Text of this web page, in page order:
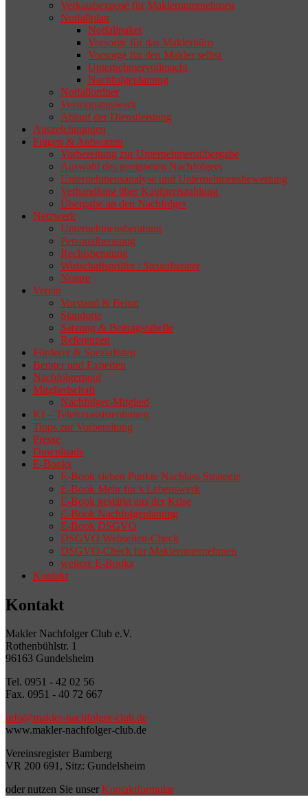
Verkaufsexposé für Maklerunternehmen
Notfallplan
Notfallpaket
Vorsorge für das Maklerbüro
Vorsorge für den Makler selbst
Unternehmervollmacht
Nachfolgeplanung
Notfallordner
Versorgungswerk
Ablauf der Dienstleistung
Auszeichnungen
Fragen & Antworten
Vorbereitung zur Unternehmensübergabe
Auswahl des geeigneten Nachfolgers
Unternehmensanalyse und Unternehmensbewertung
Verhandlung über Kaufpreiszahlung
Übergabe an den Nachfolger
Netzwerk
Unternehmensberatung
Personalberatung
Rechtsberatung
Wirtschaftsprüfer / Steuerberater
Notare
Verein
Vorstand & Beirat
Standorte
Satzung & Beitragstabelle
Referenzen
Förderer & Spezialisten
Berater und Experten
Nachfolgerpool
Mitgliedschaft
Nachfolger-Mitglied
KI – Telefonassistentinnen
Tipps zur Vorbereitung
Presse
Downloads
E-Books
E-Book sieben Punkte Nachlass Strategie
E-Book Mehr für’s Lebenswerk
E-Book gestärkt aus der Krise
E-Book Nachfolgeplanung
E-Book DSGVO
DSGVO Webseiten-Check
DSGVO-Check für Maklerunternehmen
weitere E-Books
Kontakt
Kontakt
Makler Nachfolger Club e.V.
Rothenbühlstr. 1
96163 Gundelsheim
Tel. 0951 - 42 02 56
Fax. 0951 - 40 72 667
info@makler-nachfolger-club.de
www.makler-nachfolger-club.de
Vereinsregister Bamberg
VR 200 691, Sitz: Gundelsheim
oder nutzen Sie unser Kontaktformular